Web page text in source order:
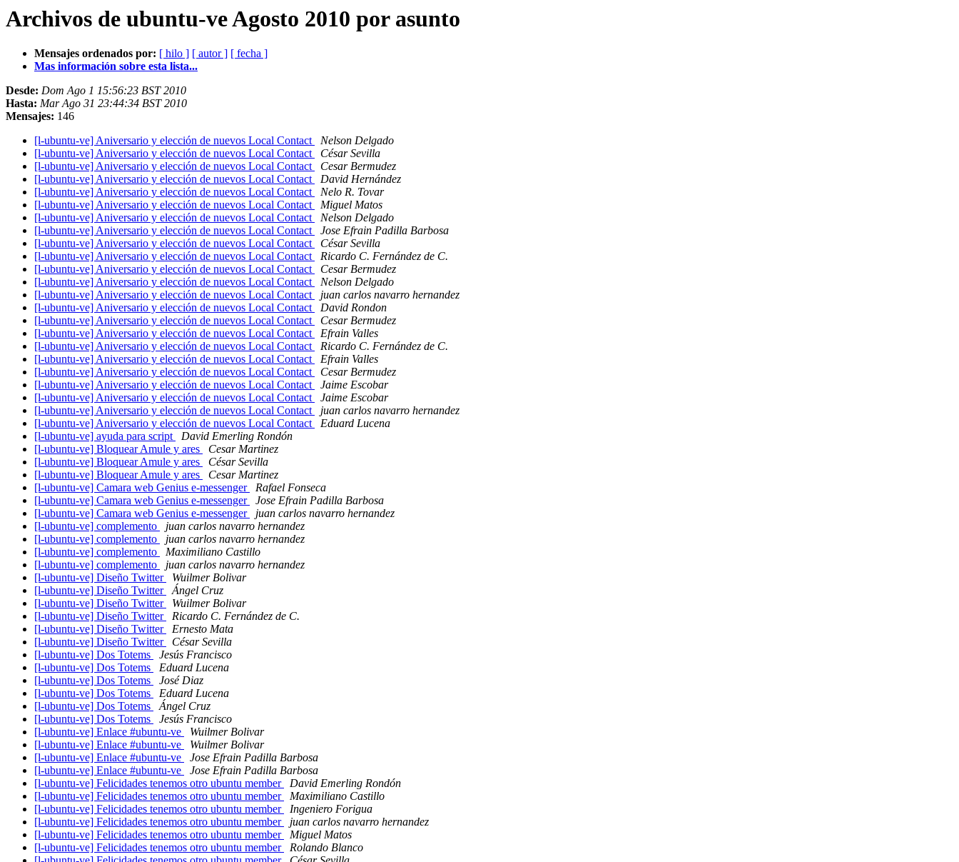
Archivos de ubuntu-ve Agosto 2010 por asunto
Mensajes ordenados por: [ hilo ] [ autor ] [ fecha ]
Mas información sobre esta lista...
Desde: Dom Ago 1 15:56:23 BST 2010
Hasta: Mar Ago 31 23:44:34 BST 2010
Mensajes: 146
[l-ubuntu-ve] Aniversario y elección de nuevos Local Contact
Nelson Delgado
[l-ubuntu-ve] Aniversario y elección de nuevos Local Contact
César Sevilla
[l-ubuntu-ve] Aniversario y elección de nuevos Local Contact
Cesar Bermudez
[l-ubuntu-ve] Aniversario y elección de nuevos Local Contact
David Hernández
[l-ubuntu-ve] Aniversario y elección de nuevos Local Contact
Nelo R. Tovar
[l-ubuntu-ve] Aniversario y elección de nuevos Local Contact
Miguel Matos
[l-ubuntu-ve] Aniversario y elección de nuevos Local Contact
Nelson Delgado
[l-ubuntu-ve] Aniversario y elección de nuevos Local Contact
Jose Efrain Padilla Barbosa
[l-ubuntu-ve] Aniversario y elección de nuevos Local Contact
César Sevilla
[l-ubuntu-ve] Aniversario y elección de nuevos Local Contact
Ricardo C. Fernández de C.
[l-ubuntu-ve] Aniversario y elección de nuevos Local Contact
Cesar Bermudez
[l-ubuntu-ve] Aniversario y elección de nuevos Local Contact
Nelson Delgado
[l-ubuntu-ve] Aniversario y elección de nuevos Local Contact
juan carlos navarro hernandez
[l-ubuntu-ve] Aniversario y elección de nuevos Local Contact
David Rondon
[l-ubuntu-ve] Aniversario y elección de nuevos Local Contact
Cesar Bermudez
[l-ubuntu-ve] Aniversario y elección de nuevos Local Contact
Efrain Valles
[l-ubuntu-ve] Aniversario y elección de nuevos Local Contact
Ricardo C. Fernández de C.
[l-ubuntu-ve] Aniversario y elección de nuevos Local Contact
Efrain Valles
[l-ubuntu-ve] Aniversario y elección de nuevos Local Contact
Cesar Bermudez
[l-ubuntu-ve] Aniversario y elección de nuevos Local Contact
Jaime Escobar
[l-ubuntu-ve] Aniversario y elección de nuevos Local Contact
Jaime Escobar
[l-ubuntu-ve] Aniversario y elección de nuevos Local Contact
juan carlos navarro hernandez
[l-ubuntu-ve] Aniversario y elección de nuevos Local Contact
Eduard Lucena
[l-ubuntu-ve] ayuda para script
David Emerling Rondón
[l-ubuntu-ve] Bloquear Amule y ares
Cesar Martinez
[l-ubuntu-ve] Bloquear Amule y ares
César Sevilla
[l-ubuntu-ve] Bloquear Amule y ares
Cesar Martinez
[l-ubuntu-ve] Camara web Genius e-messenger
Rafael Fonseca
[l-ubuntu-ve] Camara web Genius e-messenger
Jose Efrain Padilla Barbosa
[l-ubuntu-ve] Camara web Genius e-messenger
juan carlos navarro hernandez
[l-ubuntu-ve] complemento
juan carlos navarro hernandez
[l-ubuntu-ve] complemento
juan carlos navarro hernandez
[l-ubuntu-ve] complemento
Maximiliano Castillo
[l-ubuntu-ve] complemento
juan carlos navarro hernandez
[l-ubuntu-ve] Diseño Twitter
Wuilmer Bolivar
[l-ubuntu-ve] Diseño Twitter
Ángel Cruz
[l-ubuntu-ve] Diseño Twitter
Wuilmer Bolivar
[l-ubuntu-ve] Diseño Twitter
Ricardo C. Fernández de C.
[l-ubuntu-ve] Diseño Twitter
Ernesto Mata
[l-ubuntu-ve] Diseño Twitter
César Sevilla
[l-ubuntu-ve] Dos Totems
Jesús Francisco
[l-ubuntu-ve] Dos Totems
Eduard Lucena
[l-ubuntu-ve] Dos Totems
José Diaz
[l-ubuntu-ve] Dos Totems
Eduard Lucena
[l-ubuntu-ve] Dos Totems
Ángel Cruz
[l-ubuntu-ve] Dos Totems
Jesús Francisco
[l-ubuntu-ve] Enlace #ubuntu-ve
Wuilmer Bolivar
[l-ubuntu-ve] Enlace #ubuntu-ve
Wuilmer Bolivar
[l-ubuntu-ve] Enlace #ubuntu-ve
Jose Efrain Padilla Barbosa
[l-ubuntu-ve] Enlace #ubuntu-ve
Jose Efrain Padilla Barbosa
[l-ubuntu-ve] Felicidades tenemos otro ubuntu member
David Emerling Rondón
[l-ubuntu-ve] Felicidades tenemos otro ubuntu member
Maximiliano Castillo
[l-ubuntu-ve] Felicidades tenemos otro ubuntu member
Ingeniero Forigua
[l-ubuntu-ve] Felicidades tenemos otro ubuntu member
juan carlos navarro hernandez
[l-ubuntu-ve] Felicidades tenemos otro ubuntu member
Miguel Matos
[l-ubuntu-ve] Felicidades tenemos otro ubuntu member
Rolando Blanco